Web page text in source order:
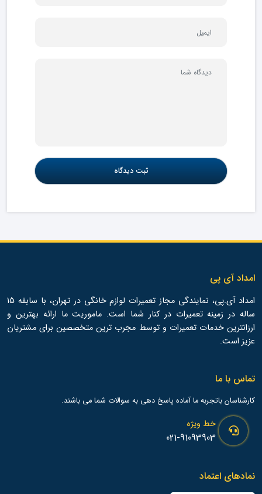
امداد آی پی
امداد آی.پی، نمایندگی مجاز تعمیرات لوازم خانگی در تهران، با سابقه 15
ساله در زمینه تعمیرات در کنار شما است. ماموریت ما ارائه بهترین و
ارزانترین خدمات تعمیرات و توسط مجرب ترین متخصصین برای مشتریان
عزیز است.
تماس با ما
کارشناسان باتجربه ما آماده پاسخ دهی به سوالات شما می باشند.
خط ویژه
021-91093903
نمادهای اعتماد